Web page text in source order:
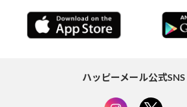
ハッピーメール公式SNS